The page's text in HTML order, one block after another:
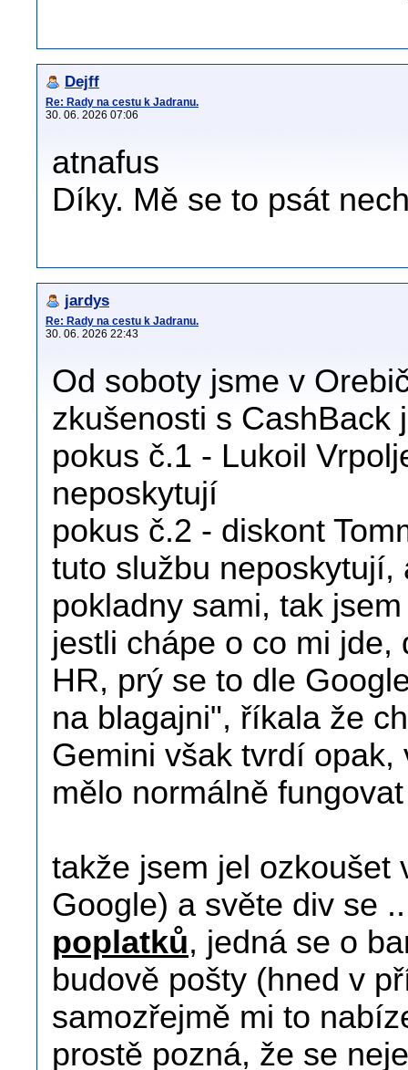
Dejff
Re: Rady na cestu k Jadranu.
30. 06. 2026 07:06
atnafus
Díky. Mě se to psát
jardys
Re: Rady na cestu k Jadranu.
30. 06. 2026 22:43
Od soboty jsme v
zkušenosti s CashBack
pokus č.1 - Lukoil
neposkytují
pokus č.2 - diskont
tuto službu neposkytují,
pokladny sami, tak
jestli chápe o co mi
HR, prý se to dle
na blagajni", říkala že
Gemini však tvrdí opak,
mělo normálně
takže jsem jel ozkoušet
Google) a světe div se
poplatků, jedná se o
budově pošty (hned v
samozřejmě mi to
prostě pozná, že se